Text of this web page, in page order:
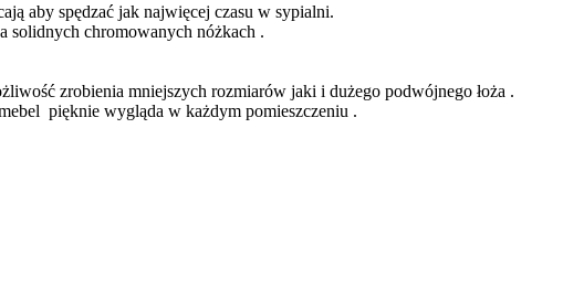
aby spędzać jak najwięcej czasu w sypialni.
solidnych chromowanych nóżkach .
zrobienia mniejszych rozmiarów jaki i dużego podwójnego łoża .
pięknie wygląda w każdym pomieszczeniu .